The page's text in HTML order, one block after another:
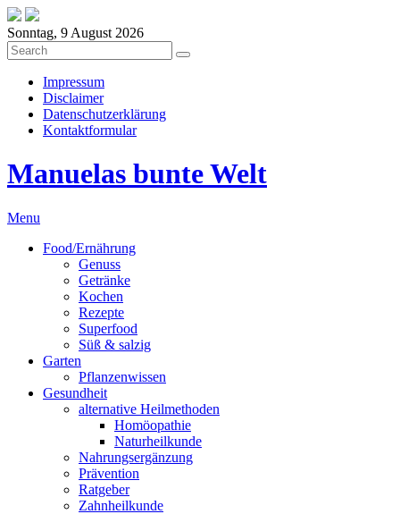
Sonntag, 9 August 2026
Impressum
Disclaimer
Datenschutzerklärung
Kontaktformular
Manuelas bunte Welt
Menu
Food/Ernährung
Genuss
Getränke
Kochen
Rezepte
Superfood
Süß & salzig
Garten
Pflanzenwissen
Gesundheit
alternative Heilmethoden
Homöopathie
Naturheilkunde
Nahrungsergänzung
Prävention
Ratgeber
Zahnheilkunde